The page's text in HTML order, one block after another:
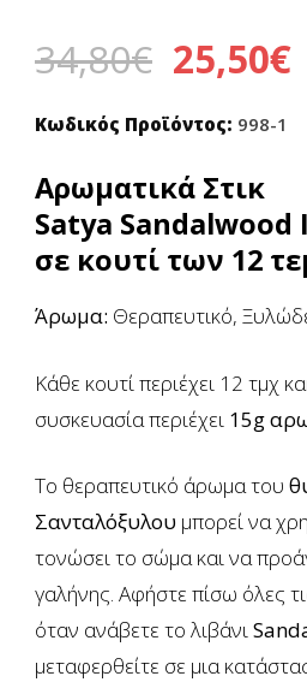
5 με βάση
βαθμολογίες
34,80€ Original
price
34,80€.
25,50€
Κωδικός Προϊόντος: 998-1
Αρωματικά Στικ
Satya Sandalwood
σε κουτί των 12
Άρωμα: Θεραπευτικό,
Κάθε κουτί περιέχει 12 τμχ
συσκευασία περιέχει 15g
Το θεραπευτικό άρωμα του
Σανταλόξυλου μπορεί να
τονώσει το σώμα και να
γαλήνης. Αφήστε πίσω όλες
όταν ανάβετε το λιβάνι
μεταφερθείτε σε μια